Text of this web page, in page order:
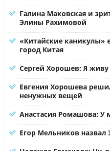
Галина Маковская и
Элины Рахимовой
«Китайские каникулы»
город Китая
Сергей Хорошев: Я живу
Евгения Хорошева
ненужных вещей
Анастасия Ромашова: У
Егор Мельников назвал